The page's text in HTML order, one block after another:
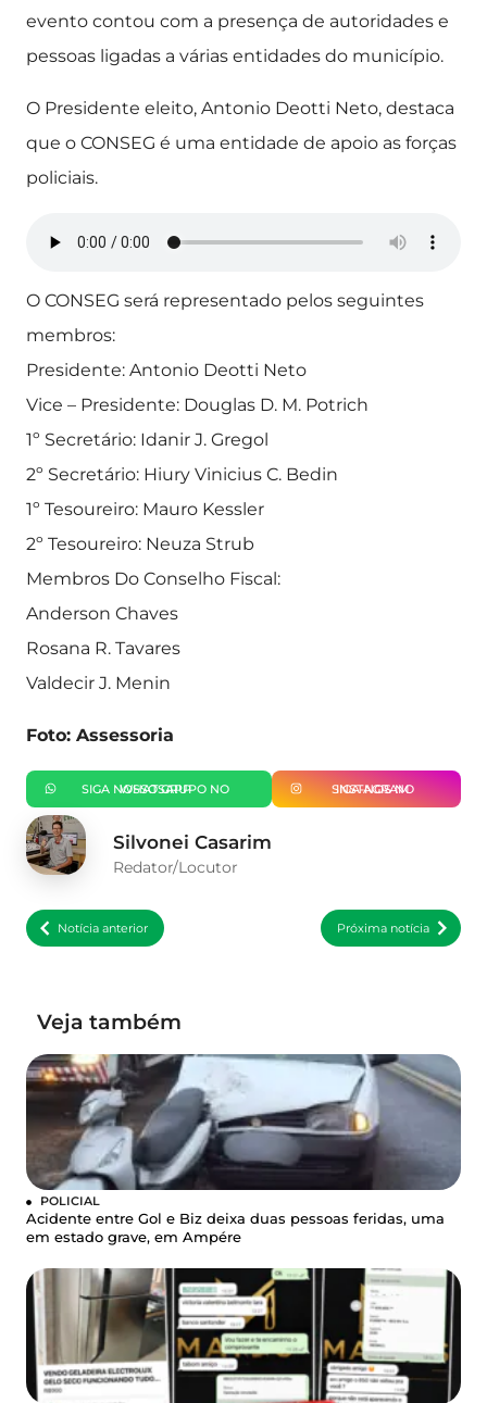
evento contou com a presença de autoridades e
pessoas ligadas a várias entidades do município.
O Presidente eleito, Antonio Deotti Neto, destaca
que o CONSEG é uma entidade de apoio as forças
policiais.
O CONSEG será representado pelos seguintes
membros:
Presidente: Antonio Deotti Neto
Vice – Presidente: Douglas D. M. Potrich
1º Secretário: Idanir J. Gregol
2º Secretário: Hiury Vinicius C. Bedin
1º Tesoureiro: Mauro Kessler
2º Tesoureiro: Neuza Strub
Membros Do Conselho Fiscal:
Anderson Chaves
Rosana R. Tavares
Valdecir J. Menin
Foto: Assessoria
SIGA NOSSO GRUPO NO WHATSAPP SIGA-NOS NO INSTAGRAM
Silvonei Casarim
Redator/Locutor
Notícia anterior Próxima notícia
Veja também
POLICIAL
Acidente entre Gol e Biz deixa duas pessoas feridas, uma
em estado grave, em Ampére